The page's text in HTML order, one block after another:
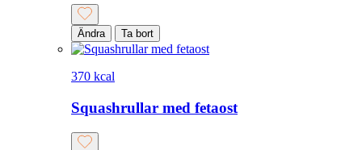
Ändra Ta bort
370 kcal
Squashrullar med fetaost